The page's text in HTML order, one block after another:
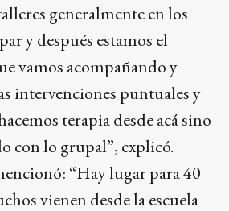
generalmente en los
y después estamos el
vamos acompañando y
intervenciones puntuales y
terapia desde acá sino
con lo grupal”, explicó.
“Hay lugar para 40
vienen desde la escuela